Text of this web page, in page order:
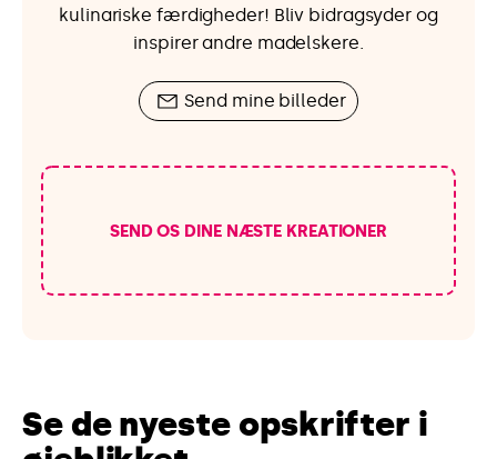
kulinariske færdigheder! Bliv bidragsyder og
inspirer andre madelskere.
Send mine billeder
SEND OS DINE NÆSTE KREATIONER
Se de nyeste opskrifter i